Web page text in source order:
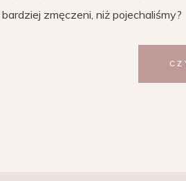
zmęczeni, niż pojechaliśmy?